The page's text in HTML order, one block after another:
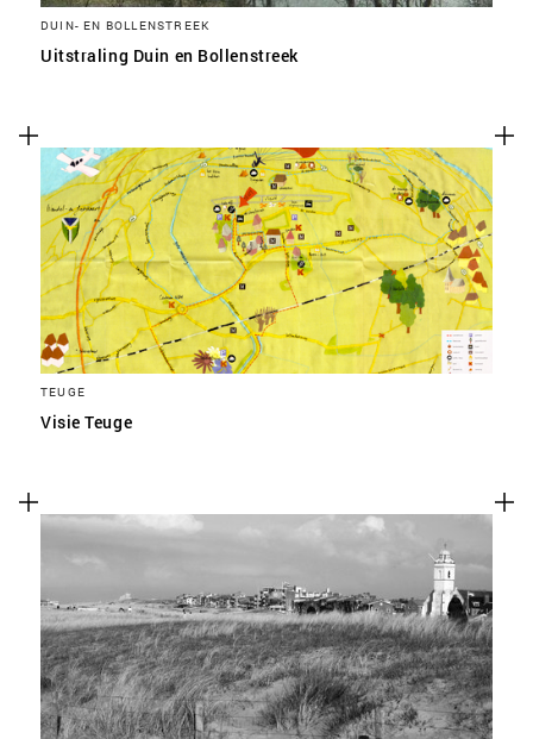
DUIN- EN BOLLENSTREEK
Uitstraling Duin en Bollenstreek
TEUGE
Visie Teuge